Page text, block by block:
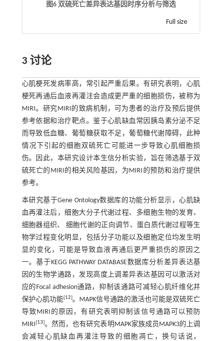
图6 双硫死亡差异表达基因时序分析与筛选
Full size
3 讨论
心肌梗死发病率高，常引起严重后果。有研究表明，心肌
梗死再通后血液再灌注会造成更严重的细胞损伤，被称为
MIRI。研究MIRI的致病机制，可为患者的治疗及预后提供
参考依据和治疗靶点。鉴于心肌缺血常因胰岛素分泌不足
而导致低血糖、葡萄糖获取不足，葡萄糖代谢障碍，此种
情况下引起的细胞双硫死亡可能进一步导致心肌细胞损
伤。因此，本研究设计本生信分析实验，旨在筛选基于双
硫死亡的MIRI的相关风险基因，为MIRI的预防和治疗提供
参考。
本研究基于Gene Ontology数据库的功能分析显示，心肌缺
血再灌注后，细胞大分子代谢过程、多细胞生物的发育、
细胞器组织、 细胞代谢的正向调节、蛋白质代谢过程等生
物学过程变化明显，包括分子功能以及细胞定位均发生明
显的变化，可能是导致血液再通后更严重损伤的原因之
一。基于KEGG PATHWAY DATABASE数据库分析差异表达基
因的生物学通路，发现高度上调差异表达基因可以激活对
应的Focal adhesion通路，抑制该通路可减轻心肌纤维化并
保护心肌功能[12]。MAPK信号通路的激活也可能是双硫死亡
导致MIRI的原因，有研究表明抑制该信号通路可以预防
MIRI [13]。然而，也有研究表明MAPK家族成员MAPK3的上调
会减轻心肌缺血再灌注导致的细胞凋亡，换句话说，